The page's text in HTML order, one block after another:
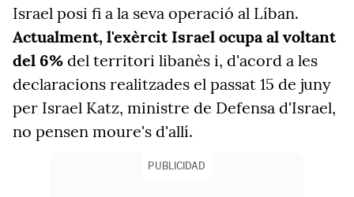
Israel posi fi a la seva operació al Líban.
Actualment, l'exèrcit Israel ocupa al voltant
del 6% del territori libanès i, d'acord a les
declaracions realitzades el passat 15 de juny
per Israel Katz, ministre de Defensa d'Israel,
no pensen moure's d'allí.
PUBLICIDAD